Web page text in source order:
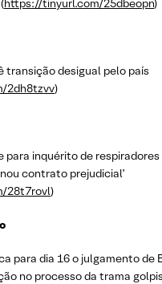
https://tinyurl.com/25dbeopn)
transição desigual pelo país
2dh8tzvv)
para inquérito de
contrato prejudicial’
28t7rovl)
para dia 16 o julgamento de
no processo da trama